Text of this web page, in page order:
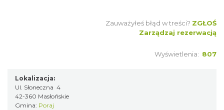
Zauważyłeś błąd w treści? ZGŁOŚ
Zarządzaj rezerwacją
Wyświetlenia: 807
Lokalizacja:
Ul. Słoneczna 4
42-360 Masłońskie
Gmina: Poraj